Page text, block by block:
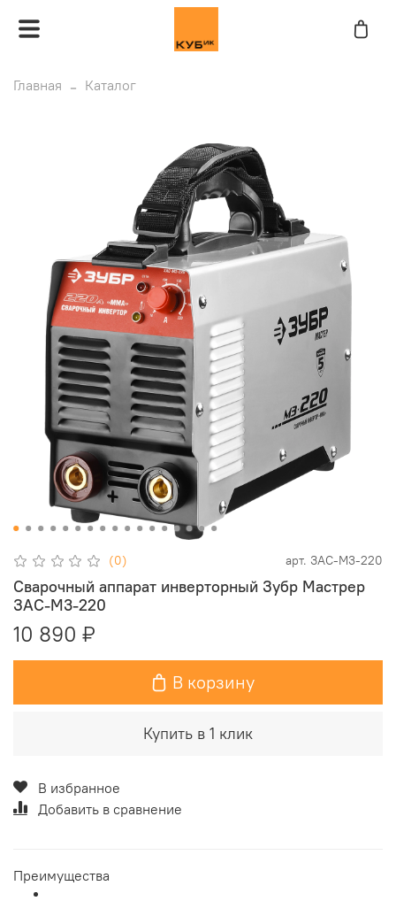
Главная Каталог
(0) арт. ЗАС-М3-220
Сварочный аппарат инверторный Зубр Мастрер
ЗАС-М3-220
10 890 ₽
В корзину
Купить в 1 клик
В избранное
Добавить в сравнение
Преимущества